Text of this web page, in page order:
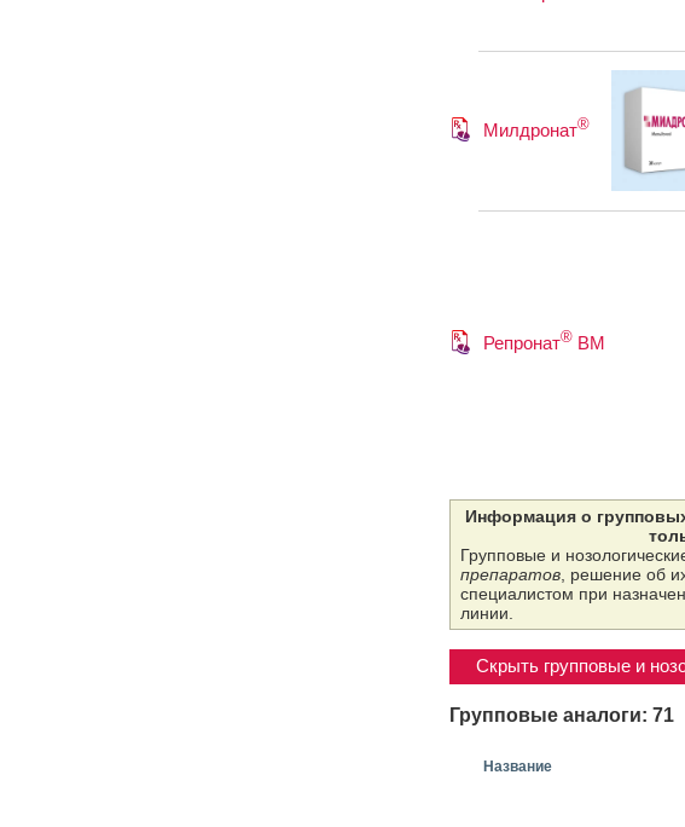
Милдронат®
Репронат®ВМ
Информация о
Групповые и
препаратов, решение об
специалистом при
линии.
Скрыть групповые и
Групповые аналоги: 71
Название